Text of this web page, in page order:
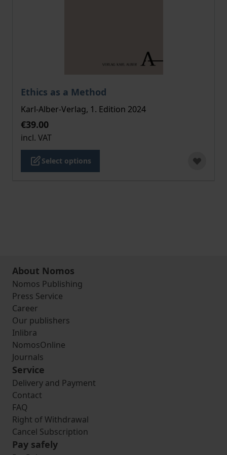
Ethics as a Method
The price depends on the options chosen on the
Karl-Alber-Verlag, 1. Edition 2024
€39.00
incl. VAT
Select options
About Nomos
Nomos Publishing
Press Service
Career
Our publishers
Inlibra
NomosOnline
Journals
Service
Delivery and Payment
Contact
FAQ
Right of Withdrawal
Cancel Subscription
Pay safely